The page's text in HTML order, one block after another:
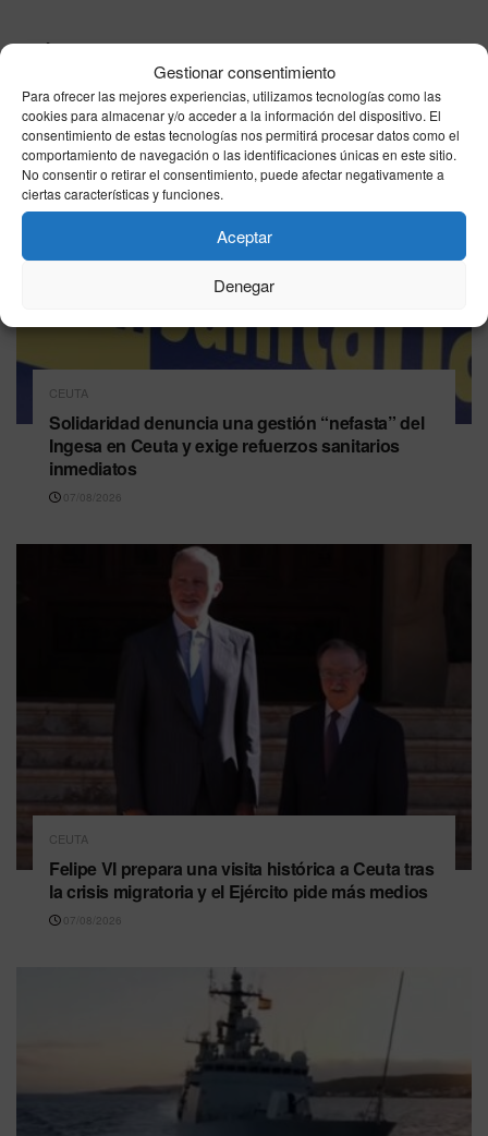
Gestionar consentimiento
Para ofrecer las mejores experiencias, utilizamos tecnologías como las
cookies para almacenar y/o acceder a la información del dispositivo. El
consentimiento de estas tecnologías nos permitirá procesar datos como el
comportamiento de navegación o las identificaciones únicas en este sitio.
No consentir o retirar el consentimiento, puede afectar negativamente a
ciertas características y funciones.
Aceptar
Denegar
Última hora
CEUTA
Solidaridad denuncia una gestión “nefasta” del
Ingesa en Ceuta y exige refuerzos sanitarios
inmediatos
07/08/2026
CEUTA
Felipe VI prepara una visita histórica a Ceuta tras
la crisis migratoria y el Ejército pide más medios
07/08/2026